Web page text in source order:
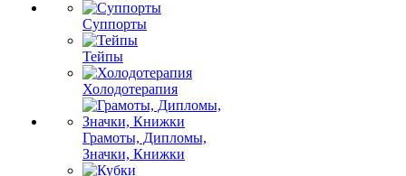
Суппорты
Тейпы
Холодотерапия
Грамоты, Дипломы,
Значки, Книжки